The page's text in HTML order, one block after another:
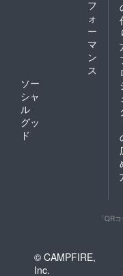
度、微力な
信活動をし
青梅市長選
UPプロジェ
Facebook ぜひ拡散の
ほどよろし
者カフェ実
フ
ォ
ー
マ
ン
ス
ソー
シャ
ル
グッ
ド
「QR
© CAMPFIRE,
Inc.